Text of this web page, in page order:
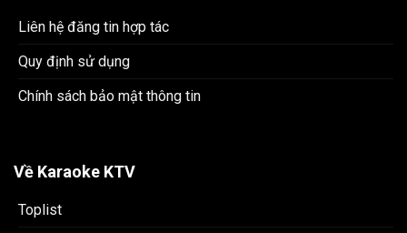
Liên hệ đăng tin hợp tác
Quy định sử dụng
Chính sách bảo mật thông tin
Về Karaoke KTV
Toplist